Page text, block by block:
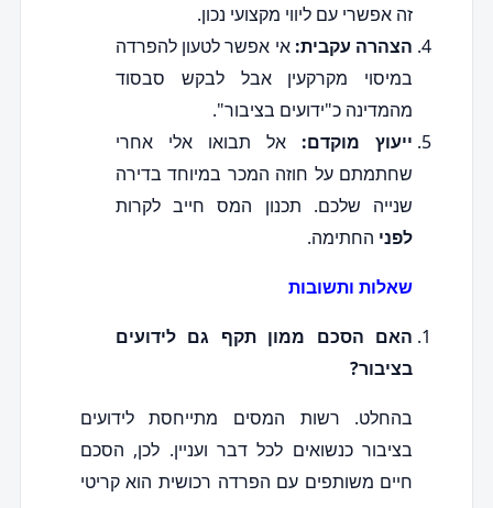
זה אפשרי עם ליווי מקצועי נכון.
הצהרה עקבית: אי אפשר לטעון להפרדה
במיסוי מקרקעין אבל לבקש סבסוד
מהמדינה כ"ידועים בציבור".
ייעוץ מוקדם: אל תבואו אלי אחרי
שחתמתם על חוזה המכר במיוחד בדירה
שנייה שלכם. תכנון המס חייב לקרות
לפני החתימה.
שאלות ותשובות
האם הסכם ממון תקף גם לידועים
בציבור?
בהחלט. רשות המסים מתייחסת לידועים
בציבור כנשואים לכל דבר ועניין. לכן, הסכם
חיים משותפים עם הפרדה רכושית הוא קריטי